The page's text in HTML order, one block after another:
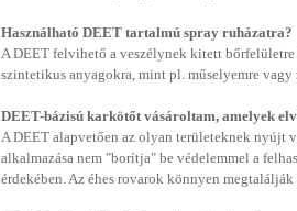
Használható DEET tartalmú spray ruházatra?
A DEET felvihető a veszélynek kitett
szintetikus anyagokra, mint pl. műselyemre
DEET-bázisú karkötőt vásároltam, amelyek
A DEET alapvetően az olyan területeknek nyújt
alkalmazása nem "borítja" be védelemmel a
érdekében. Az éhes rovarok könnyen